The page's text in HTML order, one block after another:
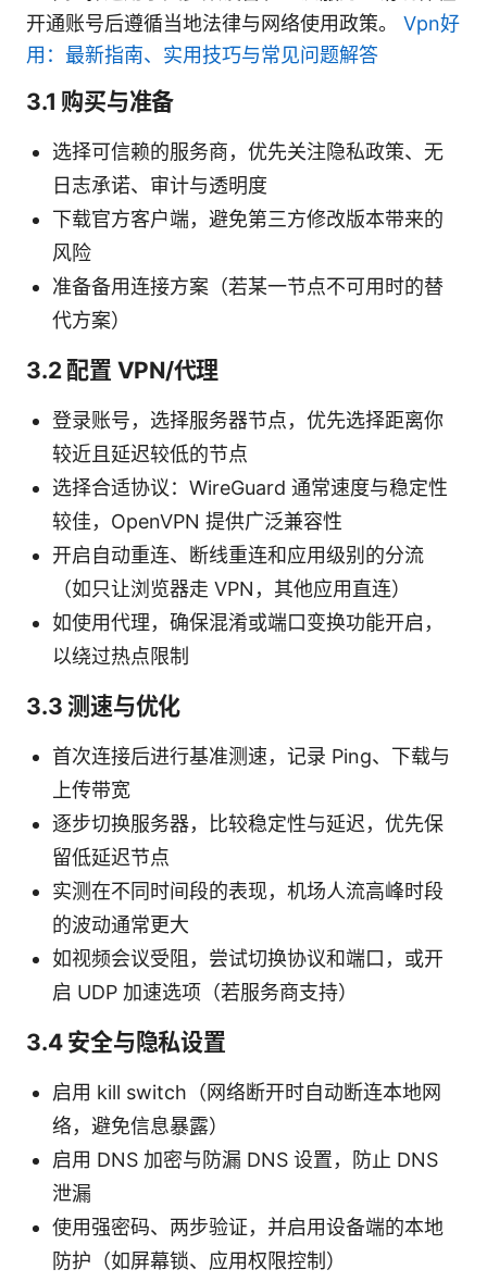
开通账号后遵循当地法律与网络使用政策。 Vpn好
用：最新指南、实用技巧与常见问题解答
3.1 购买与准备
选择可信赖的服务商，优先关注隐私政策、无
日志承诺、审计与透明度
下载官方客户端，避免第三方修改版本带来的
风险
准备备用连接方案（若某一节点不可用时的替
代方案）
3.2 配置 VPN/代理
登录账号，选择服务器节点，优先选择距离你
较近且延迟较低的节点
选择合适协议：WireGuard 通常速度与稳定性
较佳，OpenVPN 提供广泛兼容性
开启自动重连、断线重连和应用级别的分流
（如只让浏览器走 VPN，其他应用直连）
如使用代理，确保混淆或端口变换功能开启，
以绕过热点限制
3.3 测速与优化
首次连接后进行基准测速，记录 Ping、下载与
上传带宽
逐步切换服务器，比较稳定性与延迟，优先保
留低延迟节点
实测在不同时间段的表现，机场人流高峰时段
的波动通常更大
如视频会议受阻，尝试切换协议和端口，或开
启 UDP 加速选项（若服务商支持）
3.4 安全与隐私设置
启用 kill switch（网络断开时自动断连本地网
络，避免信息暴露）
启用 DNS 加密与防漏 DNS 设置，防止 DNS
泄漏
使用强密码、两步验证，并启用设备端的本地
防护（如屏幕锁、应用权限控制）